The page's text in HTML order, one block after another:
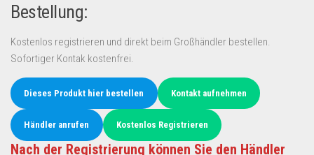
Bestellung:
Kostenlos registrieren und direkt beim Großhändler bestellen.
Sofortiger Kontak kostenfrei.
Dieses Produkt hier bestellen Kontakt aufnehmen
Händler anrufen Kostenlos Registrieren
Nach der Registrierung können Sie den Händler